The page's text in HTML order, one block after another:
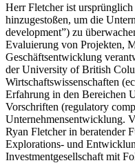
Herr Fletcher ist
hinzugestoßen, um die
development”) zu
Evaluierung von Projekten,
Geschäftsentwicklung
der University of British
Wirtschaftswissenschaften
Erfahrung in den Bereichen
Vorschriften (regulatory
Unternehmensentwicklung.
Ryan Fletcher in beratender
Explorations- und
Investmentgesellschaft mit